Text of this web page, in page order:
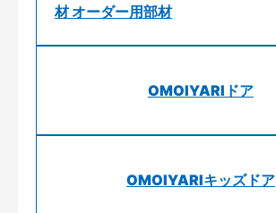
材 オーダー用部材
OMOIYARIドア
OMOIYARIキッズドア